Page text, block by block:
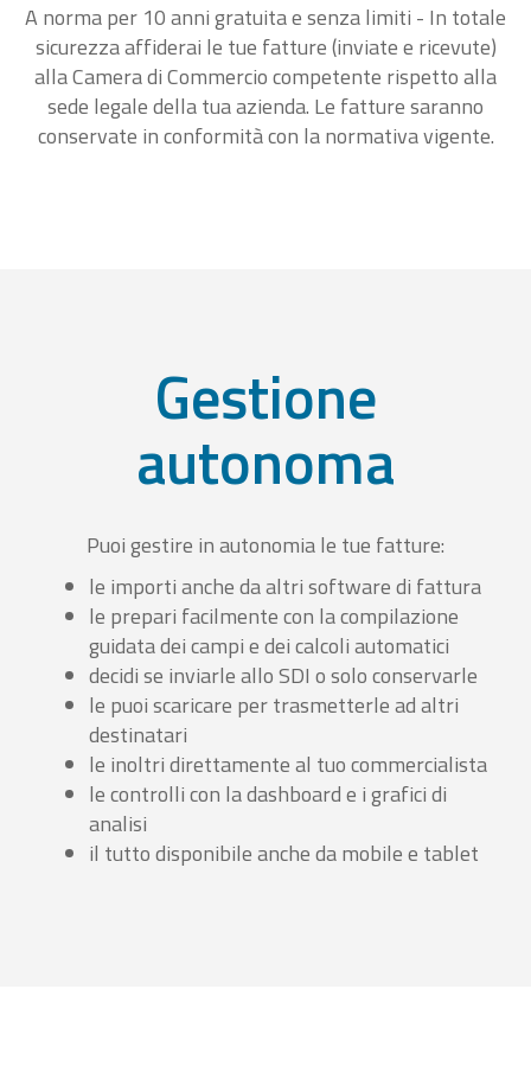
A norma per 10 anni gratuita e senza limiti - In totale
sicurezza affiderai le tue fatture (inviate e ricevute)
alla Camera di Commercio competente rispetto alla
sede legale della tua azienda. Le fatture saranno
conservate in conformità con la normativa vigente.
Gestione
autonoma
Puoi gestire in autonomia le tue fatture:
le importi anche da altri software di fattura
le prepari facilmente con la compilazione
guidata dei campi e dei calcoli automatici
decidi se inviarle allo SDI o solo conservarle
le puoi scaricare per trasmetterle ad altri
destinatari
le inoltri direttamente al tuo commercialista
le controlli con la dashboard e i grafici di
analisi
il tutto disponibile anche da mobile e tablet